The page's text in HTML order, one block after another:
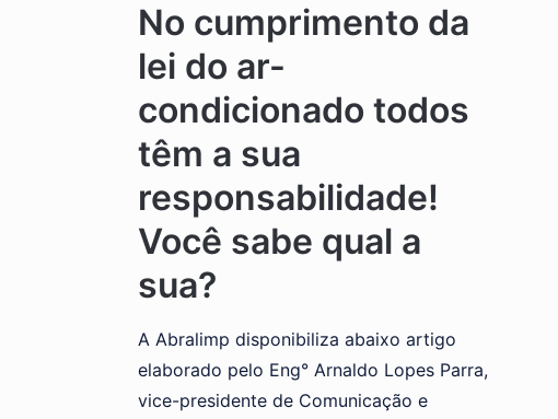
No cumprimento da
lei do ar-
condicionado todos
têm a sua
responsabilidade!
Você sabe qual a
sua?
A Abralimp disponibiliza abaixo artigo
elaborado pelo Eng° Arnaldo Lopes Parra,
vice-presidente de Comunicação e